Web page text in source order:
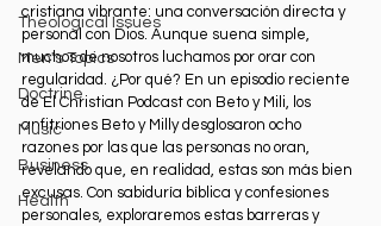
Theological Issues
Men's Topics
Doctrine
Music
Business
Health
cristiana vibrante: una conversación directa y
personal con Dios. Aunque suena simple,
muchos de nosotros luchamos por orar con
regularidad. ¿Por qué? En un episodio reciente
de El Christian Podcast con Beto y Mili, los
anfitriones Beto y Milly desglosaron ocho
razones por las que las personas no oran,
revelando que, en realidad, estas son más bien
excusas. Con sabiduría bíblica y confesiones
personales, exploraremos estas barreras y